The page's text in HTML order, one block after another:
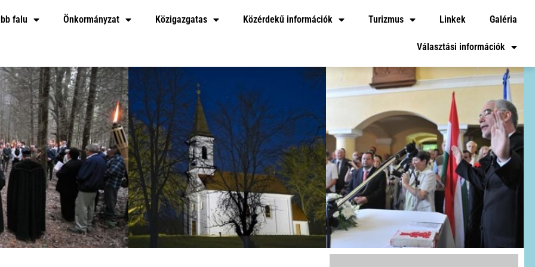
falu Önkormányzat Közigazgatas Közérdekű információk Turizmus Linkek Galéria
Választási információk